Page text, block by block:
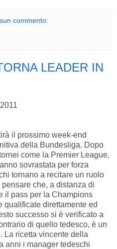
commento:
LEADER IN
il prossimo week-end
della Bundesliga. Dopo
come la Premier League,
sovrastata per forza
tornano a recitare un ruolo
che, a distanza di
il pass per la Champions
qualificate direttamente ed
successo si è verificato a
di quello tedesco, è un
La ricetta vincente della
anni i manager tedeschi